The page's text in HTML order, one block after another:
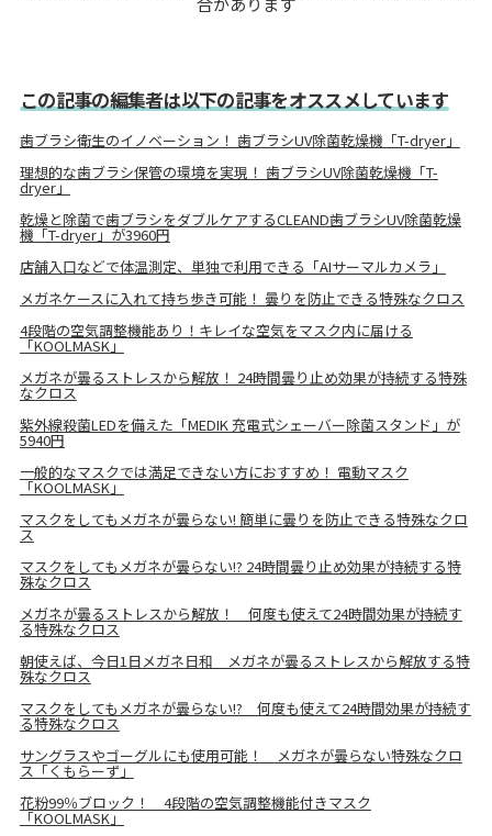
この記事の編集者は以下の記事をオススメしています
歯ブラシ衛生のイノベーション！ 歯ブラシUV除菌乾燥機「T-dryer」
理想的な歯ブラシ保管の環境を実現！ 歯ブラシUV除菌乾燥機「T-
dryer」
乾燥と除菌で歯ブラシをダブルケアするCLEAND歯ブラシUV除菌乾燥
機「T-dryer」が3960円
店舗入口などで体温測定、単独で利用できる「AIサーマルカメラ」
メガネケースに入れて持ち歩き可能！ 曇りを防止できる特殊なクロス
4段階の空気調整機能あり！キレイな空気をマスク内に届ける
「KOOLMASK」
メガネが曇るストレスから解放！ 24時間曇り止め効果が持続する特殊
なクロス
紫外線殺菌LEDを備えた「MEDIK 充電式シェーバー除菌スタンド」が
5940円
一般的なマスクでは満足できない方におすすめ！ 電動マスク
「KOOLMASK」
マスクをしてもメガネが曇らない! 簡単に曇りを防止できる特殊なクロ
ス
マスクをしてもメガネが曇らない!? 24時間曇り止め効果が持続する特
殊なクロス
メガネが曇るストレスから解放！ 何度も使えて24時間効果が持続す
る特殊なクロス
朝使えば、今日1日メガネ日和 メガネが曇るストレスから解放する特
殊なクロス
マスクをしてもメガネが曇らない!? 何度も使えて24時間効果が持続す
る特殊なクロス
サングラスやゴーグルにも使用可能！ メガネが曇らない特殊なクロ
ス「くもらーず」
花粉99％ブロック！ 4段階の空気調整機能付きマスク
「KOOLMASK」